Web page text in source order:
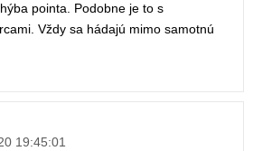
pointa. Podobne je to s
Vždy sa hádajú mimo samotnú
19:45:01